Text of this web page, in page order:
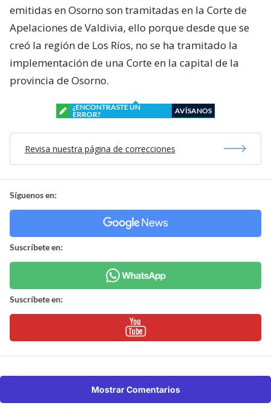
emitidas en Osorno son tramitadas en la Corte de
Apelaciones de Valdivia, ello porque desde que se
creó la región de Los Ríos, no se ha tramitado la
implementación de una Corte en la capital de la
provincia de Osorno.
¿ENCONTRASTE UN
ERROR?
AVÍSANOS
Revisa nuestra página de correcciones
Síguenos en:
Suscríbete en:
Suscríbete en:
Mostrar Comentarios